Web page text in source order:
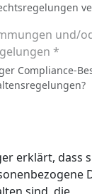
und/
*
Compliance-
erklärt, dass